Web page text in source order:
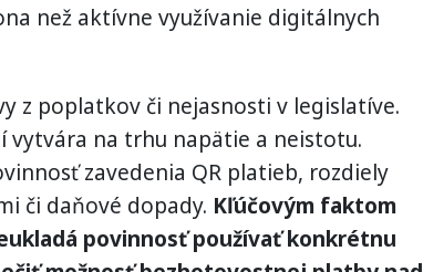
než aktívne využívanie digitálnych
z poplatkov či nejasnosti v legislatíve.
vytvára na trhu napätie a neistotu.
zavedenia QR platieb, rozdiely
či daňové dopady. Kľúčovým faktom
povinnosť používať konkrétnu